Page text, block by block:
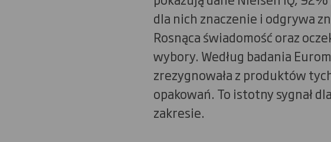
dla nich znaczenie i odgrywa
Rosnąca świadomość oraz
wybory. Według badania
zrezygnowała z produktów
opakowań. To istotny sygnał
zakresie.